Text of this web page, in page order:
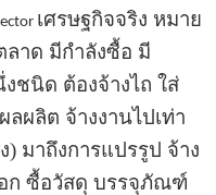
เศรษฐกิจจริง หมาย
าด มีกำลังซื้อ มี
ชนิด ต้องจ้างไถ ใส่
ผลิต จ้างงานไปเท่า
มาถึงการแปรรูป จ้าง
ก ซื้อวัสดุ บรรจุภัณฑ์